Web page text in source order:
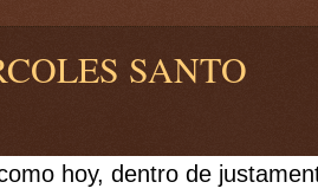
SANTO
hoy, dentro de